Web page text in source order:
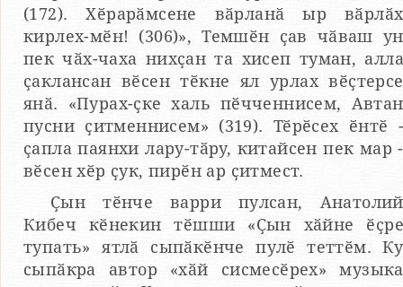
(172). Хӗрарӑмсене вӑрланӑ ыр вӑрлӑх
кирлех-мӗн! (306)», Темшӗн ҫав чӑваш ун
пек чӑх-чаха нихҫан та хисеп туман, алла
ҫаклансан вӗсен тӗкне ял урлах вӗҫтерсе
янӑ. «Пурах-ҫке халь пӗчченнисем, Автан
пусни ҫитменнисем» (319). Тӗрӗсех ӗнтӗ -
ҫапла паянхи лару-тӑру, китайсен пек мар -
вӗсен хӗр ҫук, пирӗн ар ҫитмест.
Ҫын тӗнче варри пулсан, Анатолий
Кибеч кӗнекин тӗшши «Ҫын хӑйне ӗҫре
тупать» ятлӑ сыпӑкӗнче пулӗ теттӗм. Ку
сыпӑкра автор «хӑй сисмесӗрех» музыка